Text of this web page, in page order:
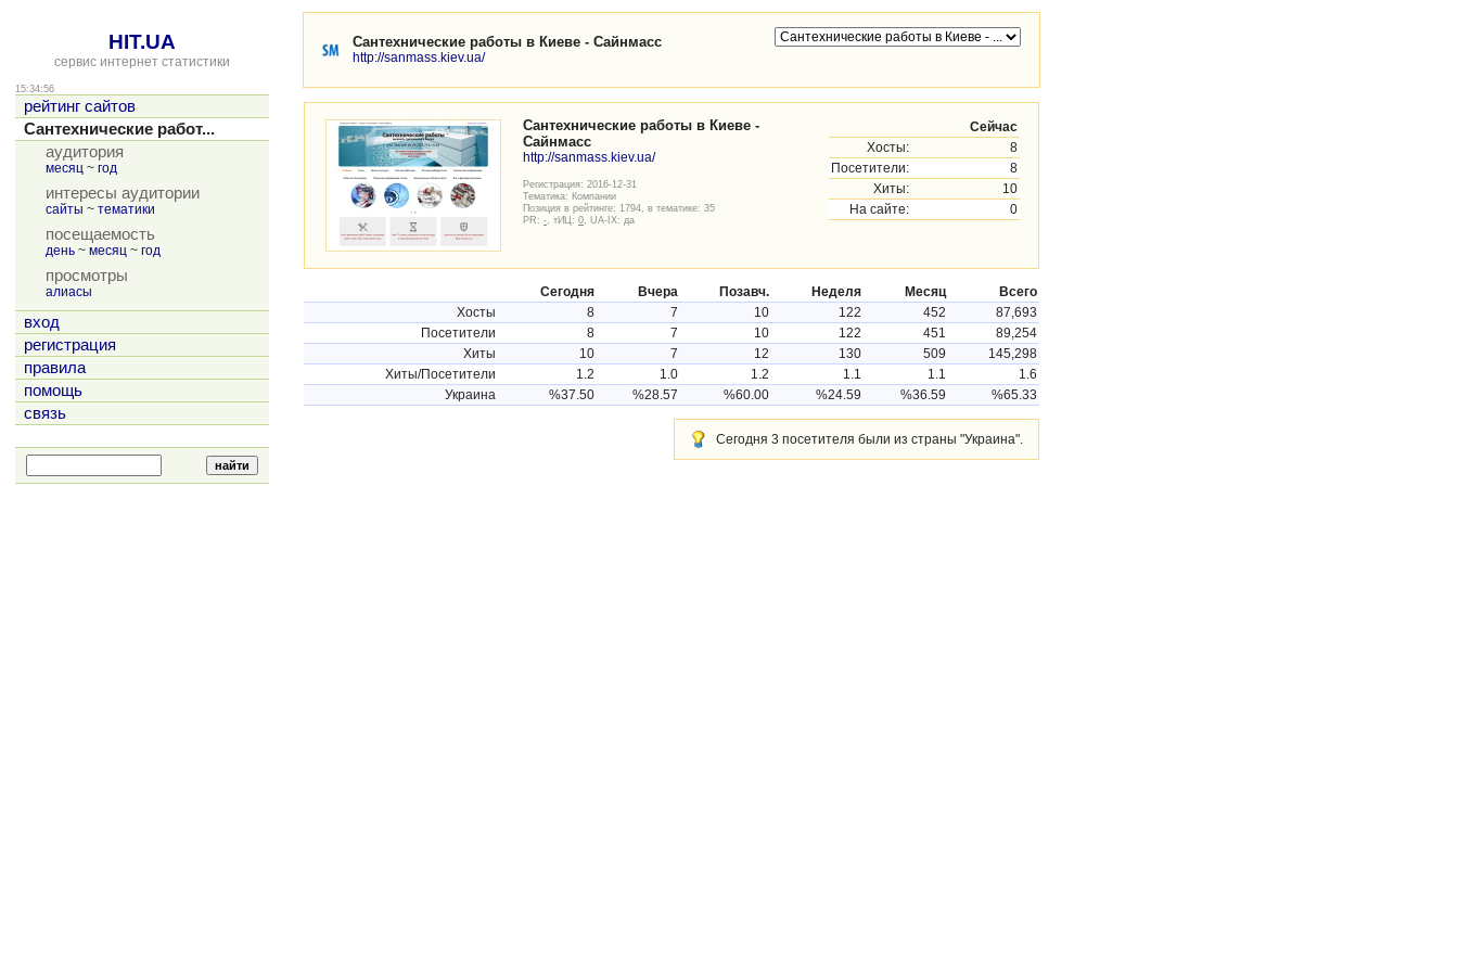
HIT.UA
сервис интернет статистики
15:34:56
рейтинг сайтов
Сантехнические работ...
аудитория
месяц ~ год
интересы аудитории
сайты ~ тематики
посещаемость
день ~ месяц ~ год
просмотры
алиасы
вход
регистрация
правила
помощь
связь
Сантехнические работы в Киеве - Сайнмасс
http://sanmass.kiev.ua/
Сантехнические работы в Киеве -
Сайнмасс
http://sanmass.kiev.ua/
Регистрация: 2016-12-31
Тематика: Компании
Позиция в рейтинге: 1794, в тематике: 35
PR: - , тИЦ: 0 , UA-IX: да
Сейчас
Хосты:
8
Посетители:
8
Хиты:
10
На сайте:
0
Сегодня Вчера Позавч. Неделя Месяц
Всего
Хосты
8 7 10 122 452
87,693
Посетители
8 7 10 122 451
89,254
Хиты
10 7 12 130 509
145,298
Хиты/Посетители
1.2 1.0 1.2 1.1 1.1
1.6
Украина
%37.50 %28.57 %60.00 %24.59 %36.59 %65.33
Сегодня 3 посетителя были из страны "Украина".